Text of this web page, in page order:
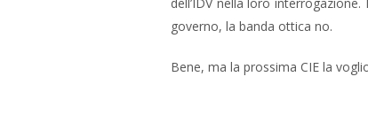
governo, la banda ottica no.
Bene, ma la prossima CIE la